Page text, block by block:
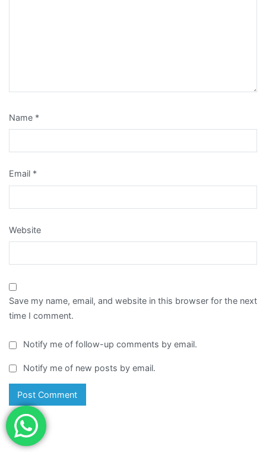
Name *
Email *
Website
Save my name, email, and website in this browser for the next
time I comment.
Notify me of follow-up comments by email.
Notify me of new posts by email.